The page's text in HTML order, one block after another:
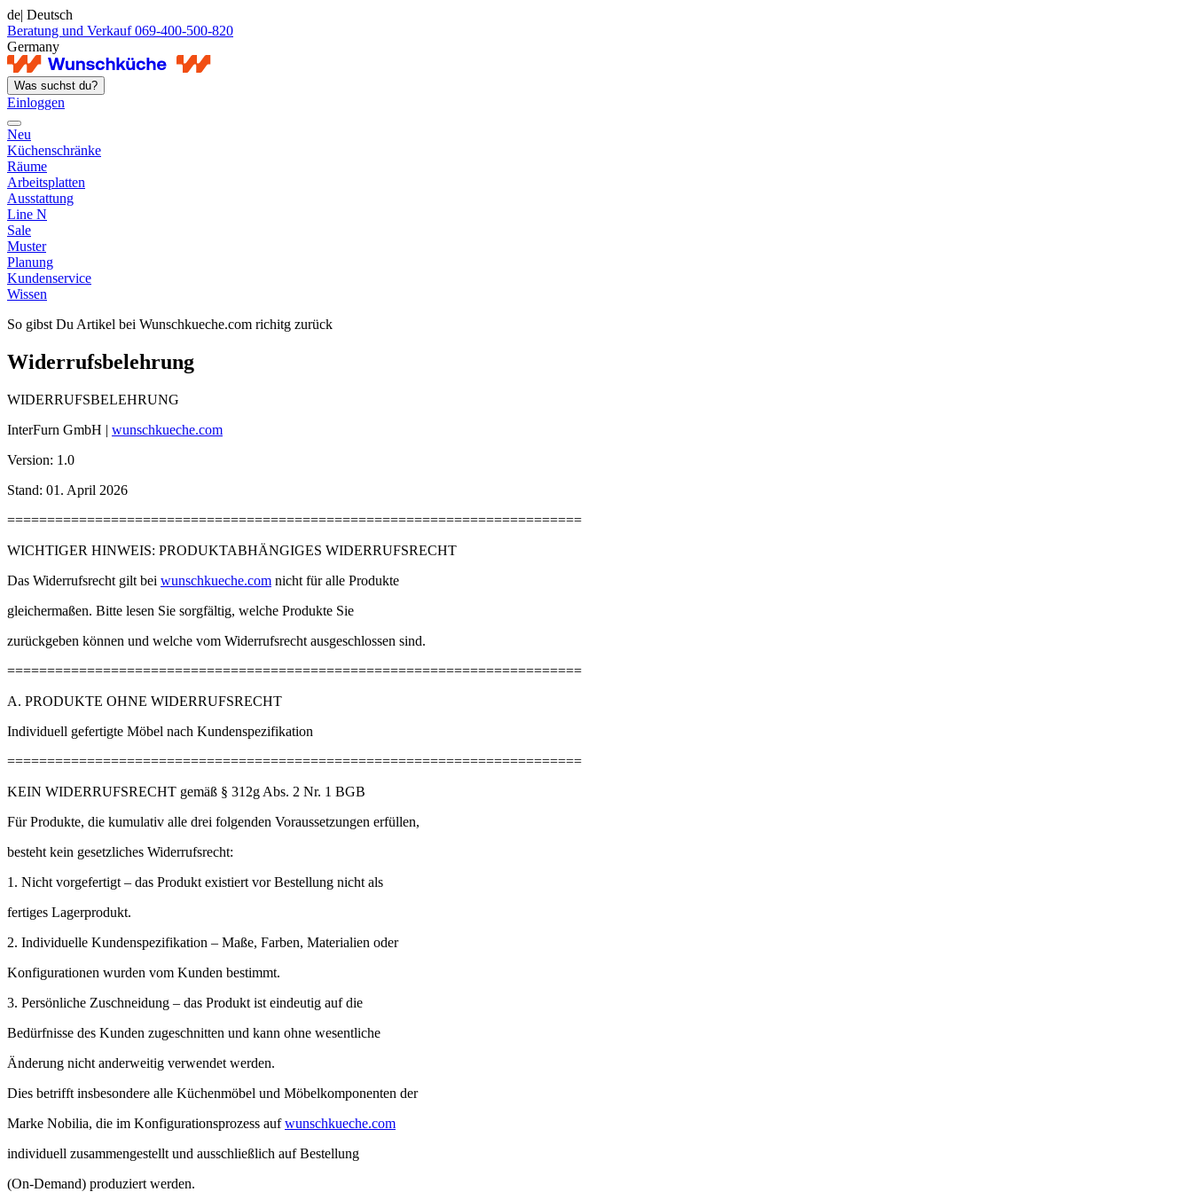
de| Deutsch
Beratung und Verkauf 069-400-500-820
Germany
Was suchst du?
Einloggen
Neu
Küchenschränke
Räume
Arbeitsplatten
Ausstattung
Line N
Sale
Muster
Planung
Kundenservice
Wissen
So gibst Du Artikel bei Wunschkueche.com richitg zurück
Widerrufsbelehrung
WIDERRUFSBELEHRUNG
InterFurn GmbH | wunschkueche.com
Version: 1.0
Stand: 01. April 2026
========================================================================
WICHTIGER HINWEIS: PRODUKTABHÄNGIGES WIDERRUFSRECHT
Das Widerrufsrecht gilt bei wunschkueche.com nicht für alle Produkte
gleichermaßen. Bitte lesen Sie sorgfältig, welche Produkte Sie
zurückgeben können und welche vom Widerrufsrecht ausgeschlossen sind.
========================================================================
A. PRODUKTE OHNE WIDERRUFSRECHT
Individuell gefertigte Möbel nach Kundenspezifikation
========================================================================
KEIN WIDERRUFSRECHT gemäß § 312g Abs. 2 Nr. 1 BGB
Für Produkte, die kumulativ alle drei folgenden Voraussetzungen erfüllen,
besteht kein gesetzliches Widerrufsrecht:
1. Nicht vorgefertigt – das Produkt existiert vor Bestellung nicht als
fertiges Lagerprodukt.
2. Individuelle Kundenspezifikation – Maße, Farben, Materialien oder
Konfigurationen wurden vom Kunden bestimmt.
3. Persönliche Zuschneidung – das Produkt ist eindeutig auf die
Bedürfnisse des Kunden zugeschnitten und kann ohne wesentliche
Änderung nicht anderweitig verwendet werden.
Dies betrifft insbesondere alle Küchenmöbel und Möbelkomponenten der
Marke Nobilia, die im Konfigurationsprozess aufwunschkueche.com
individuell zusammengestellt und ausschließlich auf Bestellung
(On-Demand) produziert werden.